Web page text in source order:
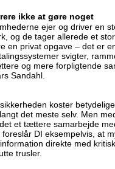
ikke at gøre noget
ejer og driver en
og de tager allerede et
en privat opgave – det er
svigter,
og mere forpligtende
Sandahl.
koster
det meste selv. Men
et tættere samarbejde
foreslår DI eksempelvis, at
direkte med
trusler.